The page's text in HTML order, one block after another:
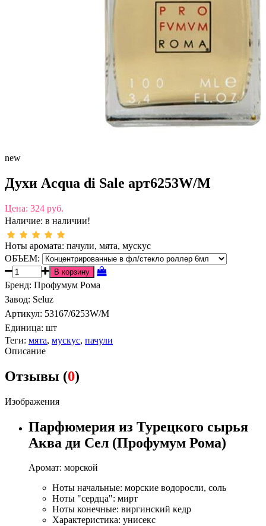
new
Духи Acqua di Sale арт6253W/M
Цена: 324 руб.
Наличие: в наличии!
Ноты аромата: пачули, мята, мускус
ОБЪЕМ:
Бренд: Профумум Рома
Завод: Seluz
Артикул: 53167/6253W/M
Единица: шт
Теги: мята, мускус, пачули
Описание
Отзывы (0)
Изображения
Парфюмерия из Турецкого сырья
Аква ди Сел (Профумум Рома)
Аромат: морской
Ноты начальные: морские водоросли, соль
Ноты "сердца": мирт
Ноты конечные: виргинский кедр
Характеристика: унисекс